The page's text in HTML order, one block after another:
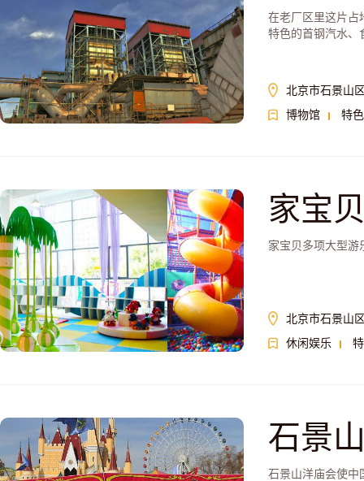
在老厂区里这片占
特色的首钢汽水、
北京市石景山
博物馆
特
家宝
家宝贝多项大型游
北京市石景山
休闲娱乐
石景
石景山洋庙会使中